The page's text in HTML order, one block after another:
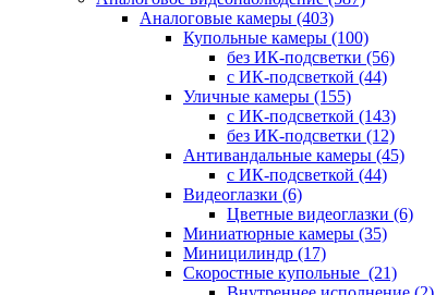
Аналоговые камеры (403)
Купольные камеры (100)
без ИК-подсветки (56)
с ИК-подсветкой (44)
Уличные камеры (155)
с ИК-подсветкой (143)
без ИК-подсветки (12)
Антивандальные камеры (45)
с ИК-подсветкой (44)
Видеоглазки (6)
Цветные видеоглазки (6)
Миниатюрные камеры (35)
Миницилиндр (17)
Скоростные купольные (21)